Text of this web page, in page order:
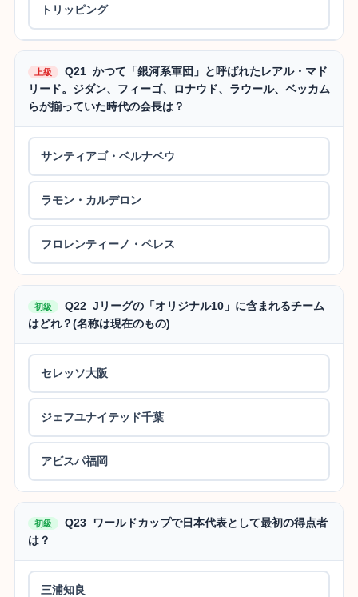
トリッピング
上級
Q21 かつて「銀河系軍団」と呼ばれたレアル・マド
リード。ジダン、フィーゴ、ロナウド、ラウール、ベッカム
らが揃っていた時代の会長は？
サンティアゴ・ベルナベウ
ラモン・カルデロン
フロレンティーノ・ペレス
初級
Q22 Jリーグの「オリジナル10」に含まれるチーム
はどれ？(名称は現在のもの)
セレッソ大阪
ジェフユナイテッド千葉
アビスパ福岡
初級
Q23 ワールドカップで日本代表として最初の得点者
は？
三浦知良